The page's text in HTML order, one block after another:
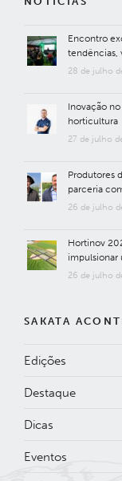
Encontro
tendências,
28 de julho
Inovação
horticultura
27 de julho
Produtores
parceria
26 de julho
Hortinov
impulsionar
26 de julho
SAKATA
Edições
Destaque
Dicas
Eventos